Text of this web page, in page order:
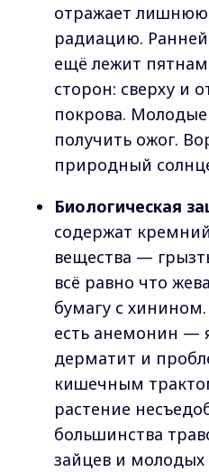
отражает
радиацию. Ранней
ещё лежит
сторон: сверху и
покрова.
получить ожог.
природный
Биологическая
содержат
вещества —
всё равно что
бумагу с
есть анемонин —
дерматит и
кишечным
растение
большинства
зайцев и